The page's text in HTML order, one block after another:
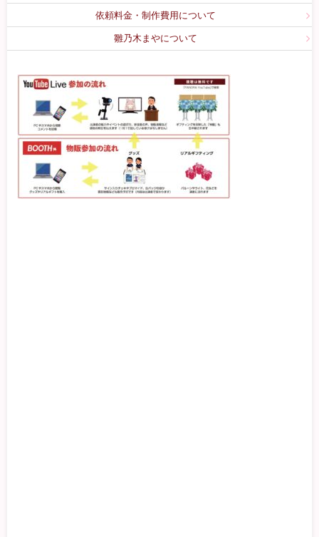
依頼料金・制作費用について
雛乃木まやについて